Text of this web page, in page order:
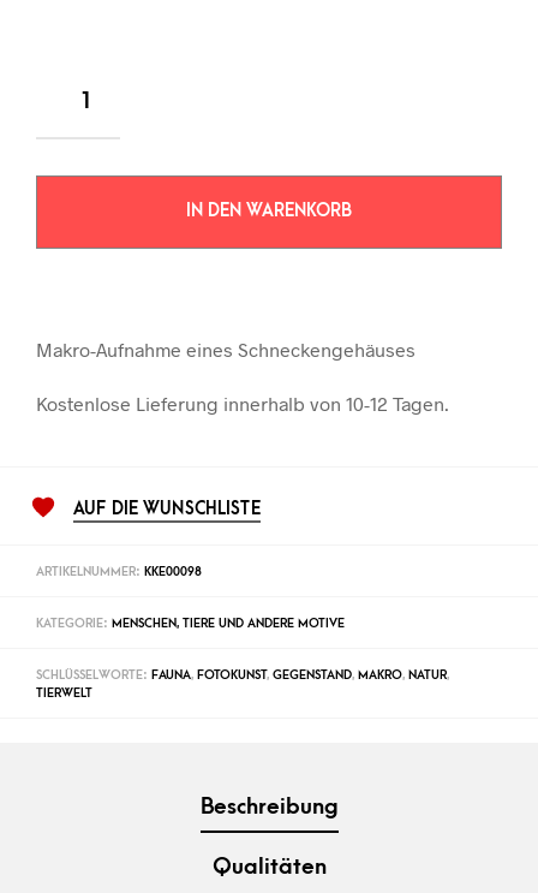
IN DEN WARENKORB
Makro-Aufnahme eines Schneckengehäuses
Kostenlose Lieferung innerhalb von 10-12 Tagen.
AUF DIE WUNSCHLISTE
ARTIKELNUMMER: KKE00098
KATEGORIE: MENSCHEN, TIERE UND ANDERE MOTIVE
SCHLÜSSELWORTE: FAUNA, FOTOKUNST, GEGENSTAND, MAKRO, NATUR,
TIERWELT
Beschreibung
Qualitäten